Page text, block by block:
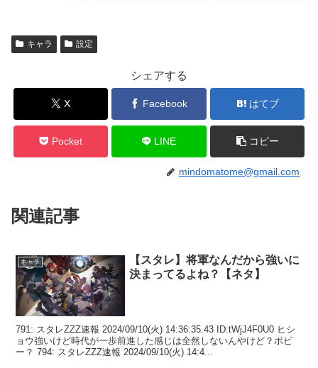
キャラ 設定
シェアする
X Facebook はてブ
Pocket LINE コピー
mindomatome@gmail.com
関連記事
キャラ
【スタレ】将軍なんだから強いに
決まってるよね？【ネタ】
791: スタレZZZ速報 2024/09/10(火) 14:36:35.43 ID:tWjJ4F0U0 ヒシ
ョウ強いけど時代が一歩前進した感じは全然しないんやけど？ボビ
ー？ 794: スタレZZZ速報 2024/09/10(火) 14:4...